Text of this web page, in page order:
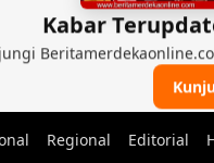
Kabar
Regional Editorial